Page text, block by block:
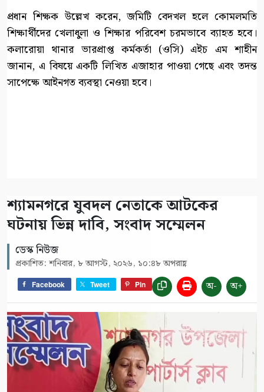
প্রধান শিক্ষক উল্লেখ করেন, জমিটি বেদখল হলে কোমলমতি
শিক্ষার্থীদের খেলাধুলা ও শিক্ষার পরিবেশ চরমভাবে ব্যাহত হবে।
কলারোয়া থানার ভারপ্রাপ্ত কর্মকর্তা (ওসি) এইচ এম শাহীন
জানান, এ বিষয়ে একটি লিখিত এজাহার পাওয়া গেছে এবং তদন্ত
সাপেক্ষে আইনগত ব্যবস্থা নেওয়া হবে।
শ্যামনগরে যুবদল নেতাকে আটকের
ঘটনায় ভিন্ন দাবি, সংবাদ সম্মেলন
ডেস্ক নিউজ
প্রকাশিত: শনিবার, ৮ আগস্ট, ২০২৬, ১০:৪৮ অপরাহ্ণ
Facebook Tweet Pin অ- অ+